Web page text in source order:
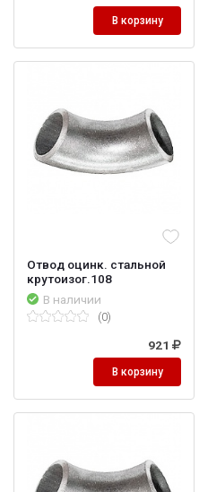
В корзину
Отвод оцинк. стальной
крутоизог.108
В наличии
(0)
921
В корзину